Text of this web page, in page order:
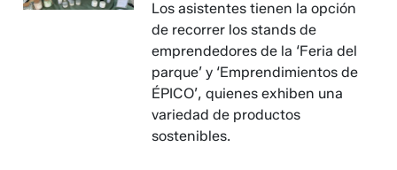
Los asistentes tienen la opción
de recorrer los stands de
emprendedores de la ‘Feria del
parque’ y ‘Emprendimientos de
ÉPICO’, quienes exhiben una
variedad de productos
sostenibles.